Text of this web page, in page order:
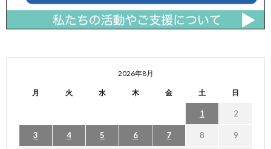
2026年8月
月 火 水 木 金 土 日
1 2
3 4 5 6 7 8 9